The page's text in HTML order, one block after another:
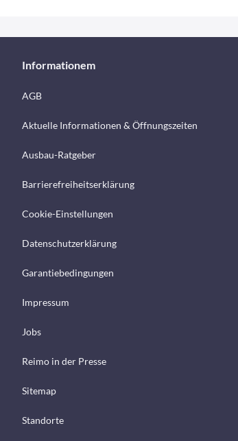
Informationem
AGB
Aktuelle Informationen & Öffnungszeiten
Ausbau-Ratgeber
Barrierefreiheitserklärung
Cookie-Einstellungen
Datenschutzerklärung
Garantiebedingungen
Impressum
Jobs
Reimo in der Presse
Sitemap
Standorte